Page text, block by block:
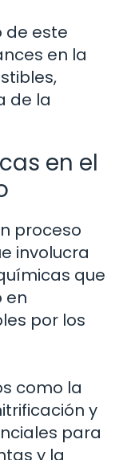
de este
en la
de la
en el
proceso
involucra
que
en
por los
como la
y
para
y la